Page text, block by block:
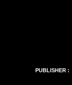
PUBLISHER :